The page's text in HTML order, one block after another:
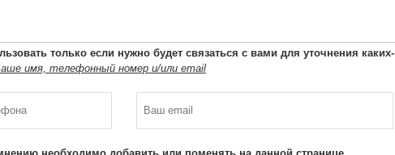
только если нужно будет связаться с вами для уточнения каких-
имя, телефонный номер и/или email